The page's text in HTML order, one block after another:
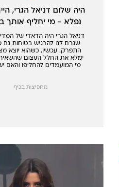
היה שלום דניאל הגרי,
נפלא - מי יחליף אותך
דניאל הגרי היה הדאדי של
שגרם לנו להרגיש בטוחות גם
התפרק. עכשיו, כשהוא יוצא
ימלא את החלל העצום
מי המועמדים להחליפו והאם
מחפיצות בכיף